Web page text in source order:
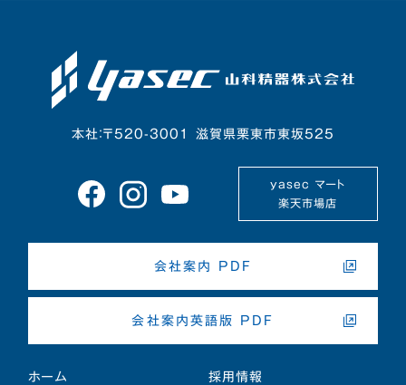
本社：〒520-3001 滋賀県栗東市東坂525
yasec マート
楽天市場店
会社案内 PDF
会社案内英語版 PDF
ホーム 採用情報